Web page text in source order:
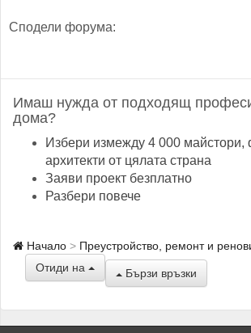
Сподели форума:
Имаш нужда от подходящ
дома?
Избери измежду 4 000 майстори,
архитекти от цялата страна
Заяви проект безплатно
Разбери повече
Начало Преустройство, ремонт и
Отиди на
Бързи връзки